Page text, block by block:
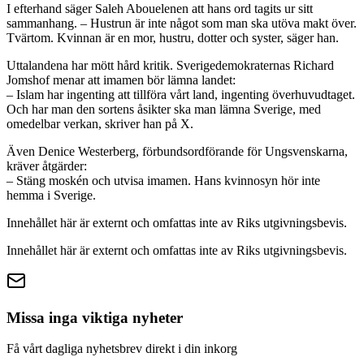
I efterhand säger Saleh Abouelenen att hans ord tagits ur sitt
sammanhang. – Hustrun är inte något som man ska utöva makt över.
Tvärtom. Kvinnan är en mor, hustru, dotter och syster, säger han.
Uttalandena har mött hård kritik. Sverigedemokraternas Richard
Jomshof menar att imamen bör lämna landet:
– Islam har ingenting att tillföra vårt land, ingenting överhuvudtaget.
Och har man den sortens åsikter ska man lämna Sverige, med
omedelbar verkan, skriver han på X.
Även Denice Westerberg, förbundsordförande för Ungsvenskarna,
kräver åtgärder:
– Stäng moskén och utvisa imamen. Hans kvinnosyn hör inte
hemma i Sverige.
Innehållet här är externt och omfattas inte av Riks utgivningsbevis.
Innehållet här är externt och omfattas inte av Riks utgivningsbevis.
Missa inga viktiga nyheter
Få vårt dagliga nyhetsbrev direkt i din inkorg